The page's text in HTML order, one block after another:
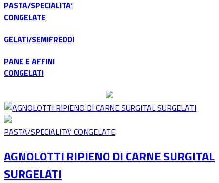
PASTA/SPECIALITA‘
CONGELATE
GELATI/SEMIFREDDI
PANE E AFFINI
CONGELATI
PASTA/SPECIALITA‘ CONGELATE
AGNOLOTTI RIPIENO DI CARNE SURGITAL
SURGELATI